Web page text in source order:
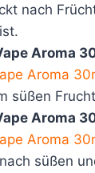
nach
Aroma
Aroma
süßen
Aroma
Aroma
süßen